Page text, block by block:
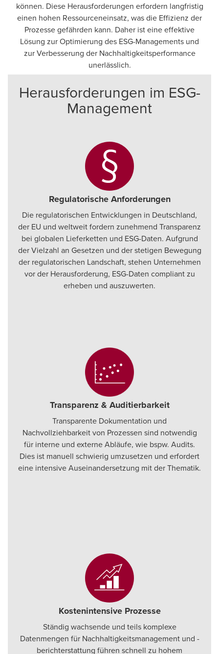
können. Diese Herausforderungen erfordern langfristig
einen hohen Ressourceneinsatz, was die Effizienz der
Prozesse gefährden kann. Daher ist eine effektive
Lösung zur Optimierung des ESG-Managements und
zur Verbesserung der Nachhaltigkeitsperformance
unerlässlich.
Herausforderungen im ESG-
Management
Regulatorische Anforderungen
Die regulatorischen Entwicklungen in Deutschland,
der EU und weltweit fordern zunehmend Transparenz
bei globalen Lieferketten und ESG-Daten. Aufgrund
der Vielzahl an Gesetzen und der stetigen Bewegung
der regulatorischen Landschaft, stehen Unternehmen
vor der Herausforderung, ESG-Daten compliant zu
erheben und auszuwerten.
Transparenz & Auditierbarkeit
Transparente Dokumentation und
Nachvollziehbarkeit von Prozessen sind notwendig
für interne und externe Abläufe, wie bspw. Audits.
Dies ist manuell schwierig umzusetzen und erfordert
eine intensive Auseinandersetzung mit der Thematik.
Kostenintensive Prozesse
Ständig wachsende und teils komplexe
Datenmengen für Nachhaltigkeitsmanagement und -
berichterstattung führen schnell zu hohem